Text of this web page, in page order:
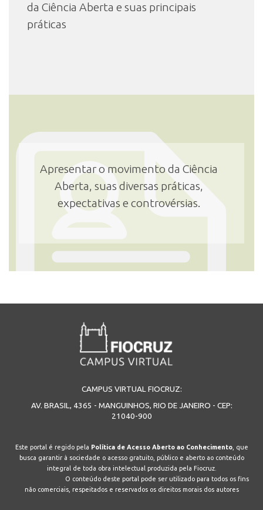
da Ciência Aberta e suas principais
práticas
Apresentar o movimento da Ciência
Aberta, suas diversas práticas,
expectativas e controvérsias.
CAMPUS VIRTUAL FIOCRUZ:
AV. BRASIL, 4365 - MANGUINHOS, RIO DE JANEIRO - CEP:
21040-900
Este portal é regido pela Política de Acesso Aberto ao Conhecimento, que
busca garantir à sociedade o acesso gratuito, público e aberto ao conteúdo
integral de toda obra intelectual produzida pela Fiocruz.
O conteúdo deste portal pode ser utilizado para todos os fins
não comerciais, respeitados e reservados os direitos morais dos autores